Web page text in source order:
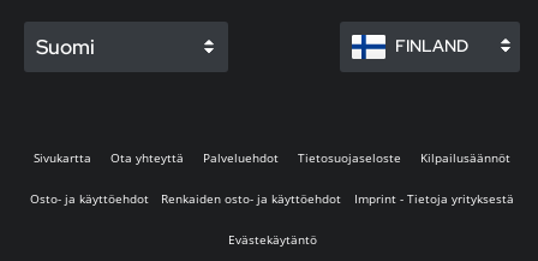
Suomi FINLAND
Sivukartta Ota yhteyttä Palveluehdot Tietosuojaseloste Kilpailusäännöt
Osto- ja käyttöehdot Renkaiden osto- ja käyttöehdot Imprint - Tietoja yrityksestä
Evästekäytäntö